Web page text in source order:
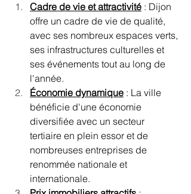
Cadre de vie et attractivité : Dijon
offre un cadre de vie de qualité,
avec ses nombreux espaces verts,
ses infrastructures culturelles et
ses événements tout au long de
l'année.
Économie dynamique : La ville
bénéficie d'une économie
diversifiée avec un secteur
tertiaire en plein essor et de
nombreuses entreprises de
renommée nationale et
internationale.